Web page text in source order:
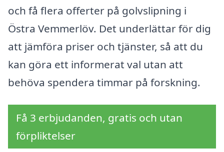
och få flera offerter på golvslipning i
Östra Vemmerlöv. Det underlättar för dig
att jämföra priser och tjänster, så att du
kan göra ett informerat val utan att
behöva spendera timmar på forskning.
Få 3 erbjudanden, gratis och utan
förpliktelser